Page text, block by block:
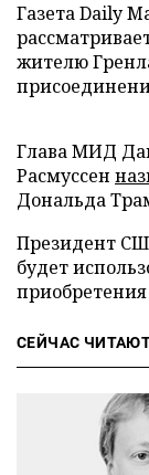
Газета Daily
жителю
Глава МИД
Расмуссен
Дональда
Президент
будет
СЕЙЧАС